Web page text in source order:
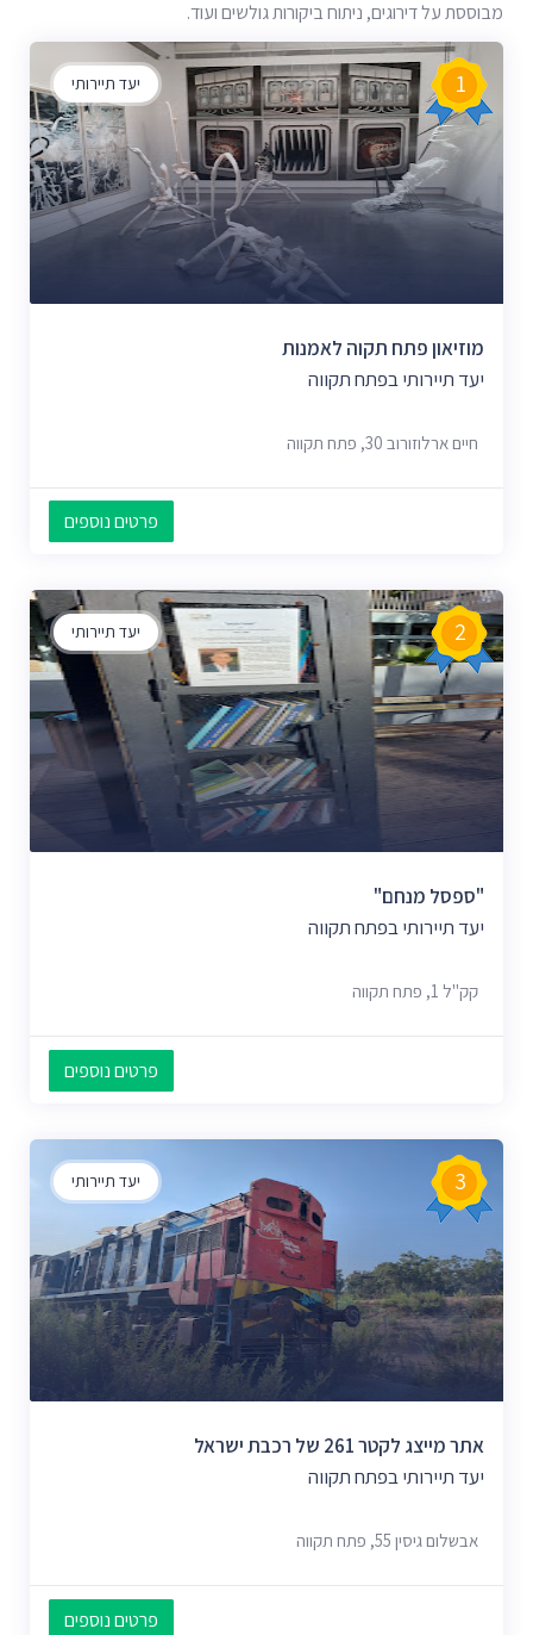
מבוססת על דירוגים, ניתוח ביקורות גולשים ועוד.
יעד תיירותי 1
מוזיאון פתח תקוה לאמנות
יעד תיירותי בפתח תקווה
חיים ארלוזורוב 30, פתח תקווה
פרטים נוספים
יעד תיירותי 2
"ספסל מנחם"
יעד תיירותי בפתח תקווה
קק"ל 1, פתח תקווה
פרטים נוספים
יעד תיירותי 3
אתר מייצג לקטר 261 של רכבת ישראל
יעד תיירותי בפתח תקווה
אבשלום גיסין 55, פתח תקווה
פרטים נוספים